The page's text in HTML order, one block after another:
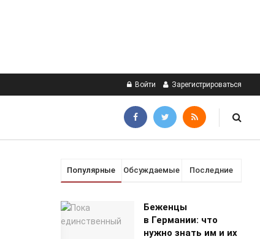
Войти Зарегистрироваться
Популярные Обсуждаемые Последние
Беженцы
в Германии: что
нужно знать им и их